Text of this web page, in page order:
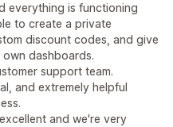
everything is functioning
to create a private
discount codes, and give
dashboards.
support team.
and extremely helpful
and we're very